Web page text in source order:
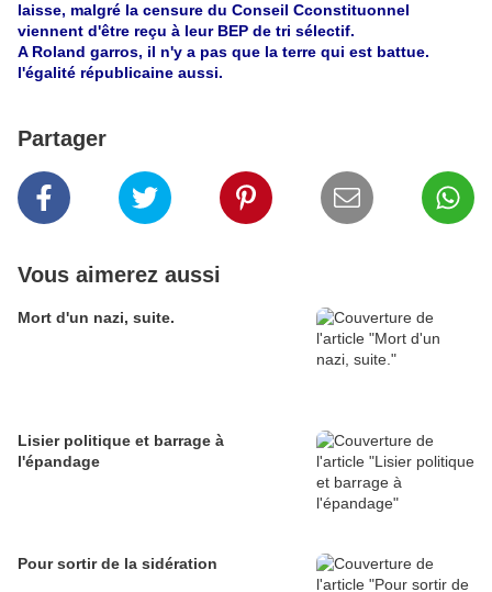
laisse, malgré la censure du Conseil Cconstituonnel
viennent d'être reçu à leur BEP de tri sélectif.
A Roland garros, il n'y a pas que la terre qui est battue.
l'égalité républicaine aussi.
Partager
Vous aimerez aussi
Mort d'un nazi, suite.
Lisier politique et barrage à
l'épandage
Pour sortir de la sidération